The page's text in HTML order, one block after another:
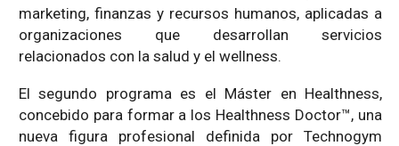
marketing, finanzas y recursos humanos, aplicadas a
organizaciones que desarrollan servicios
relacionados con la salud y el wellness.
El segundo programa es el Máster en Healthness,
concebido para formar a los Healthness Doctor™, una
nueva figura profesional definida por Technogym